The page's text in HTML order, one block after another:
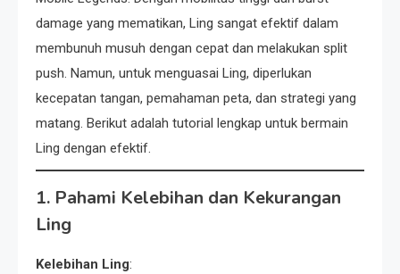
damage yang mematikan, Ling sangat efektif dalam
membunuh musuh dengan cepat dan melakukan split
push. Namun, untuk menguasai Ling, diperlukan
kecepatan tangan, pemahaman peta, dan strategi yang
matang. Berikut adalah tutorial lengkap untuk bermain
Ling dengan efektif.
1. Pahami Kelebihan dan Kekurangan
Ling
Kelebihan Ling: